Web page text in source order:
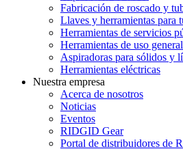
Fabricación de roscado y
Llaves y herramientas para
Herramientas de servicios
Herramientas de uso
Aspiradoras para sólidos y
Herramientas eléctricas
Nuestra empresa
Acerca de nosotros
Noticias
Eventos
RIDGID Gear
Portal de distribuidores de